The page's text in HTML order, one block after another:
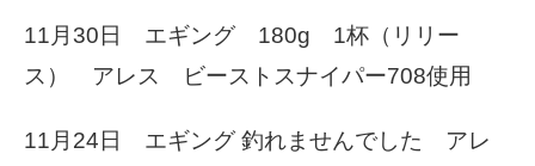
11月30日 エギング 180g 1杯（リリー
ス） アレス ビーストスナイパー708使用
11月24日 エギング 釣れませんでした アレ